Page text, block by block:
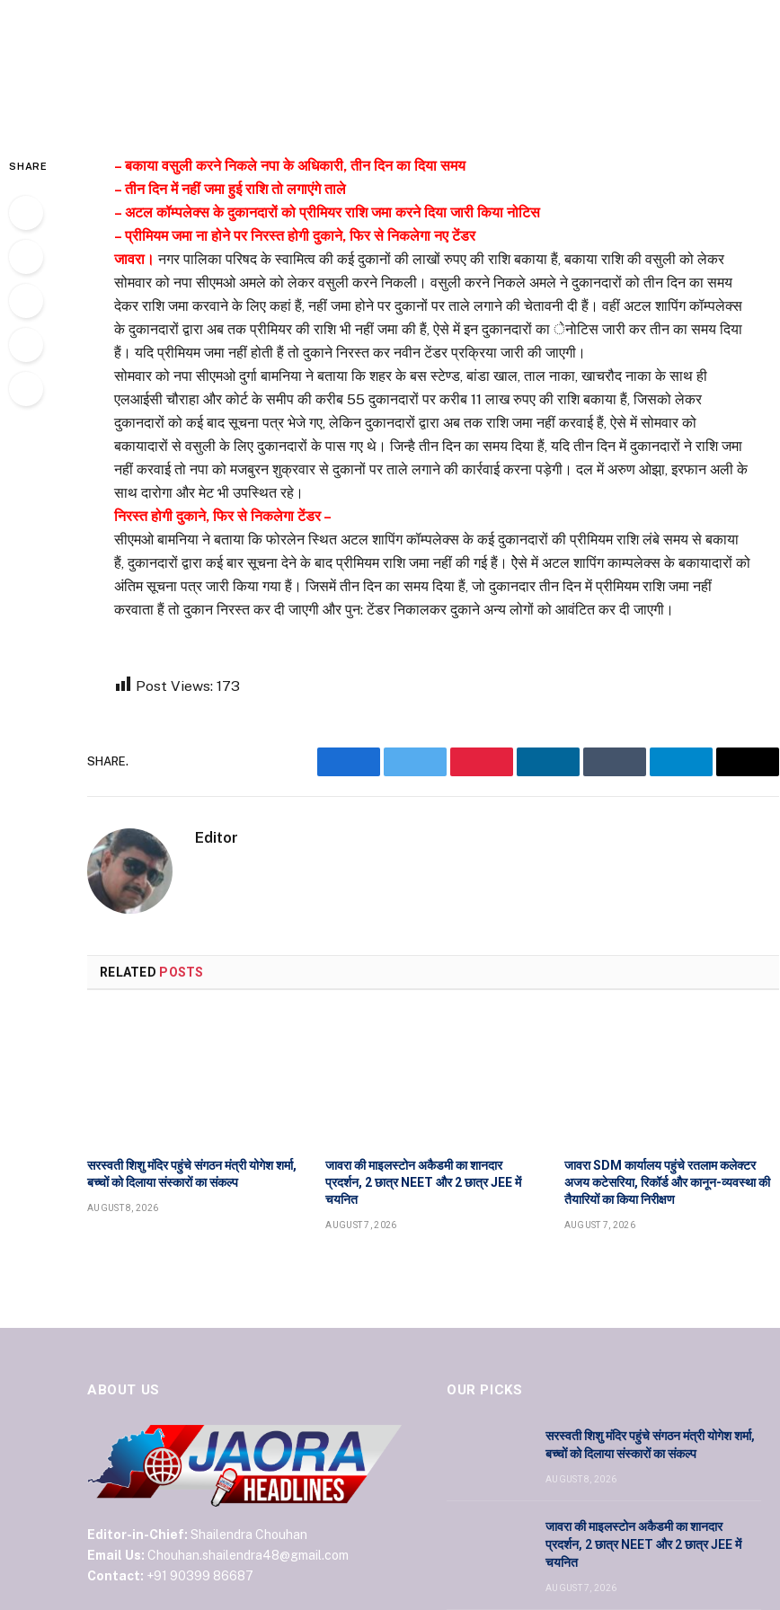
SHARE
– बकाया वसुली करने निकले नपा के अधिकारी, तीन दिन का दिया समय
– तीन दिन में नहीं जमा हुई राशि तो लगाएंगे ताले
– अटल कॉम्पलेक्स के दुकानदारों को प्रीमियर राशि जमा करने दिया जारी किया नोटिस
– प्रीमियम जमा ना होने पर निरस्त होगी दुकाने, फिर से निकलेगा नए टेंडर
जावरा। नगर पालिका परिषद के स्वामित्व की कई दुकानों की लाखों रुपए की राशि बकाया हैं, बकाया राशि की वसुली को लेकर
सोमवार को नपा सीएमओ अमले को लेकर वसुली करने निकली। वसुली करने निकले अमले ने दुकानदारों को तीन दिन का समय
देकर राशि जमा करवाने के लिए कहां हैं, नहीं जमा होने पर दुकानों पर ताले लगाने की चेतावनी दी हैं। वहीं अटल शापिंग कॉम्पलेक्स
के दुकानदारों द्वारा अब तक प्रीमियर की राशि भी नहीं जमा की हैं, ऐसे में इन दुकानदारों का ेनोटिस जारी कर तीन का समय दिया
हैं। यदि प्रीमियम जमा नहीं होती हैं तो दुकाने निरस्त कर नवीन टेंडर प्रक्रिया जारी की जाएगी।
सोमवार को नपा सीएमओ दुर्गा बामनिया ने बताया कि शहर के बस स्टेण्ड, बांडा खाल, ताल नाका, खाचरौद नाका के साथ ही
एलआईसी चौराहा और कोर्ट के समीप की करीब 55 दुकानदारों पर करीब 11 लाख रुपए की राशि बकाया हैं, जिसको लेकर
दुकानदारों को कई बाद सूचना पत्र भेजे गए, लेकिन दुकानदारों द्वारा अब तक राशि जमा नहीं करवाई हैं, ऐसे में सोमवार को
बकायादारों से वसुली के लिए दुकानदारों के पास गए थे। जिन्है तीन दिन का समय दिया हैं, यदि तीन दिन में दुकानदारों ने राशि जमा
नहीं करवाई तो नपा को मजबुरन शुक्रवार से दुकानों पर ताले लगाने की कार्रवाई करना पड़ेगी। दल में अरुण ओझा़, इरफान अली के
साथ दारोगा और मेट भी उपस्थित रहे।
निरस्त होगी दुकाने, फिर से निकलेगा टेंडर –
सीएमओ बामनिया ने बताया कि फोरलेन स्थित अटल शापिंग कॉम्पलेक्स के कई दुकानदारों की प्रीमियम राशि लंबे समय से बकाया
हैं, दुकानदारों द्वारा कई बार सूचना देने के बाद प्रीमियम राशि जमा नहीं की गई हैं। ऐेसे में अटल शापिंग काम्पलेक्स के बकायादारों को
अंतिम सूचना पत्र जारी किया गया हैं। जिसमें तीन दिन का समय दिया हैं, जो दुकानदार तीन दिन में प्रीमियम राशि जमा नहीं
करवाता हैं तो दुकान निरस्त कर दी जाएगी और पुन: टेंडर निकालकर दुकाने अन्य लोगों को आवंटित कर दी जाएगी।
Post Views: 173
SHARE.
FacebookTwitter PinterestLinkedInTumblr TelegramEmail
Editor
RELATED POSTS
सरस्वती शिशु मंदिर पहुंचे संगठन मंत्री योगेश शर्मा,
बच्चों को दिलाया संस्कारों का संकल्प
AUGUST 8, 2026
जावरा की माइलस्टोन अकैडमी का शानदार
प्रदर्शन, 2 छात्र NEET और 2 छात्र JEE में
चयनित
AUGUST 7, 2026
जावरा SDM कार्यालय पहुंचे रतलाम कलेक्टर
अजय कटेसरिया, रिकॉर्ड और कानून-व्यवस्था की
तैयारियों का किया निरीक्षण
AUGUST 7, 2026
ABOUT US
Editor-in-Chief: Shailendra Chouhan
Email Us: Chouhan.shailendra48@gmail.com
Contact: +91 90399 86687
OUR PICKS
सरस्वती शिशु मंदिर पहुंचे संगठन मंत्री योगेश शर्मा,
बच्चों को दिलाया संस्कारों का संकल्प
AUGUST 8, 2026
जावरा की माइलस्टोन अकैडमी का शानदार
प्रदर्शन, 2 छात्र NEET और 2 छात्र JEE में
चयनित
AUGUST 7, 2026